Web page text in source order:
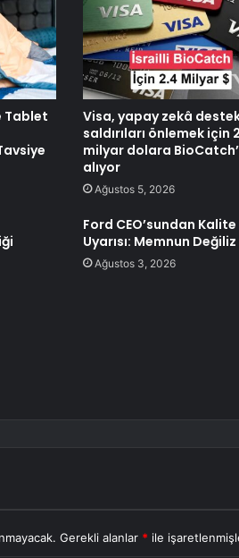
Tablet
Visa, yapay zekâ
saldırıları önlemek için
milyar dolara
alıyor
Ağustos 5, 2026
Ford CEO’sundan Kalite
Uyarısı: Memnun Değiliz
Ağustos 3, 2026
Gerekli alanlar * ile